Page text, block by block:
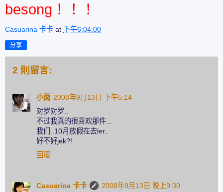
besong！！！
Casuarina 卡卡 at 下午6:04:00
分享
2 則留言:
小雨 2008年9月13日 下午5:14
对罗对罗..
不过我真的很喜欢那件...
我们..10月放假在去ler..
好不好jek?!
回覆
Casuarina 卡卡
2008年9月13日 晚上9:30